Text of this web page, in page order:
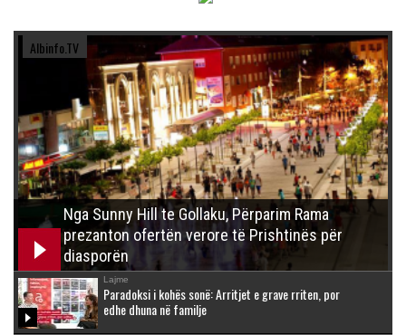
Albinfo.TV
Nga Sunny Hill te Gollaku, Përparim Rama
prezanton ofertën verore të Prishtinës për
diasporën
Lajme
Paradoksi i kohës sonë: Arritjet e grave rriten, por
edhe dhuna në familje